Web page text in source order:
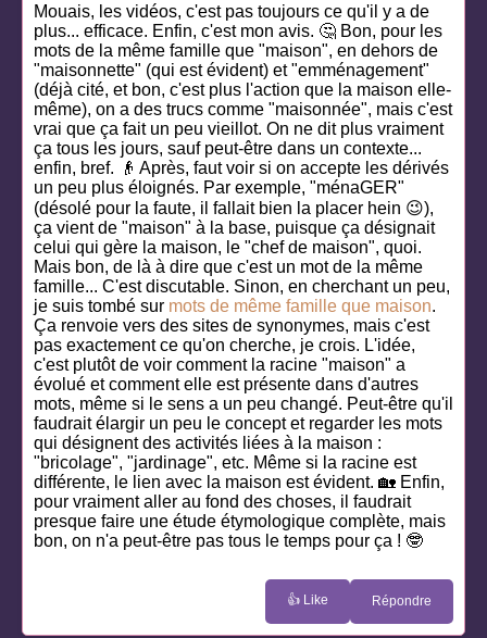
Mouais, les vidéos, c'est pas toujours ce qu'il y a de
plus... efficace. Enfin, c'est mon avis. 🤔 Bon, pour les
mots de la même famille que "maison", en dehors de
"maisonnette" (qui est évident) et "emménagement"
(déjà cité, et bon, c'est plus l'action que la maison elle-
même), on a des trucs comme "maisonnée", mais c'est
vrai que ça fait un peu vieillot. On ne dit plus vraiment
ça tous les jours, sauf peut-être dans un contexte...
enfin, bref. 👴 Après, faut voir si on accepte les dérivés
un peu plus éloignés. Par exemple, "ménaGER"
(désolé pour la faute, il fallait bien la placer hein 😉),
ça vient de "maison" à la base, puisque ça désignait
celui qui gère la maison, le "chef de maison", quoi.
Mais bon, de là à dire que c'est un mot de la même
famille... C'est discutable. Sinon, en cherchant un peu,
je suis tombé sur mots de même famille que maison.
Ça renvoie vers des sites de synonymes, mais c'est
pas exactement ce qu'on cherche, je crois. L'idée,
c'est plutôt de voir comment la racine "maison" a
évolué et comment elle est présente dans d'autres
mots, même si le sens a un peu changé. Peut-être qu'il
faudrait élargir un peu le concept et regarder les mots
qui désignent des activités liées à la maison :
"bricolage", "jardinage", etc. Même si la racine est
différente, le lien avec la maison est évident. 🏡 Enfin,
pour vraiment aller au fond des choses, il faudrait
presque faire une étude étymologique complète, mais
bon, on n'a peut-être pas tous le temps pour ça ! 🤓
👍 Like Répondre